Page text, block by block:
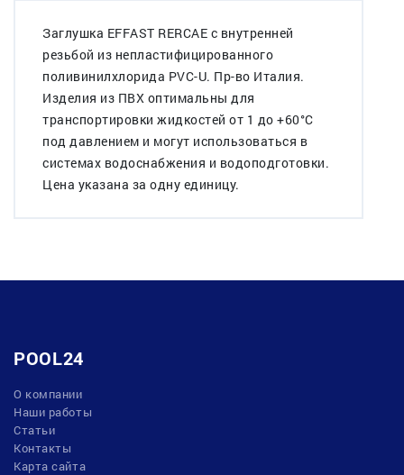
Заглушка EFFAST RERCAE с внутренней
резьбой из непластифицированного
поливинилхлорида PVC-U. Пр-во Италия.
Изделия из ПВХ оптимальны для
транспортировки жидкостей от 1 до +60°C
под давлением и могут использоваться в
системах водоснабжения и водоподготовки.
Цена указана за одну единицу.
POOL24
О компании
Наши работы
Статьи
Контакты
Карта сайта